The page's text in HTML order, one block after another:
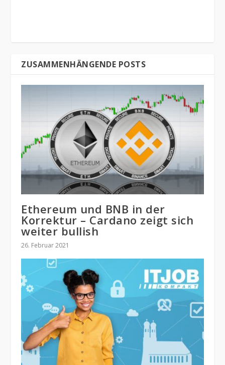
ZUSAMMENHÄNGENDE POSTS
Ethereum und BNB in der
Korrektur – Cardano zeigt sich
weiter bullish
26. Februar 2021